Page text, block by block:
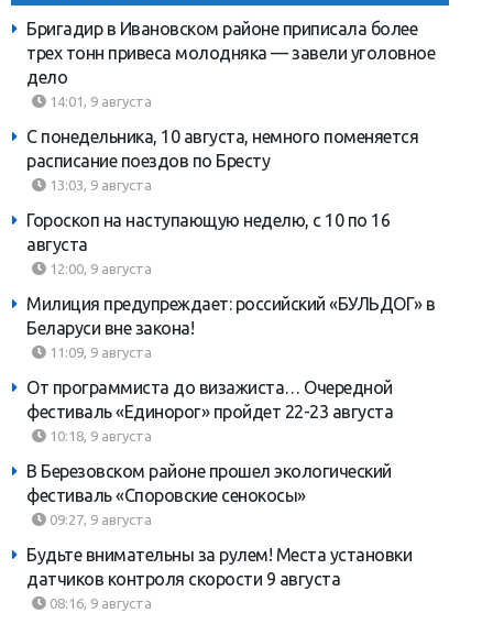
Бригадир в Ивановском районе приписала более
трех тонн привеса молодняка — завели уголовное
дело
14:01, 9 августа
С понедельника, 10 августа, немного поменяется
расписание поездов по Бресту
13:03, 9 августа
Гороскоп на наступающую неделю, с 10 по 16
августа
12:00, 9 августа
Милиция предупреждает: российский «БУЛЬДОГ» в
Беларуси вне закона!
11:09, 9 августа
От программиста до визажиста… Очередной
фестиваль «Единорог» пройдет 22-23 августа
10:18, 9 августа
В Березовском районе прошел экологический
фестиваль «Споровские сенокосы»
09:27, 9 августа
Будьте внимательны за рулем! Места установки
датчиков контроля скорости 9 августа
08:16, 9 августа